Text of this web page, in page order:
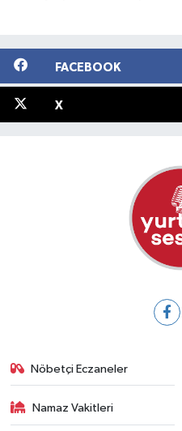
FACEBOOK
X
Nöbetçi Eczaneler
Namaz Vakitleri